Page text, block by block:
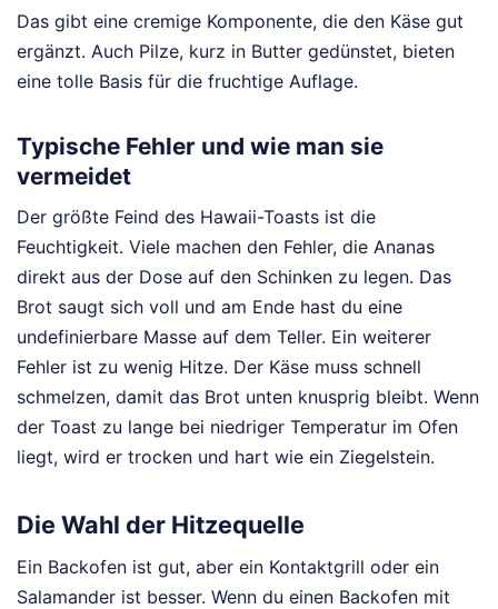
Das gibt eine cremige Komponente, die den Käse gut
ergänzt. Auch Pilze, kurz in Butter gedünstet, bieten
eine tolle Basis für die fruchtige Auflage.
Typische Fehler und wie man sie
vermeidet
Der größte Feind des Hawaii-Toasts ist die
Feuchtigkeit. Viele machen den Fehler, die Ananas
direkt aus der Dose auf den Schinken zu legen. Das
Brot saugt sich voll und am Ende hast du eine
undefinierbare Masse auf dem Teller. Ein weiterer
Fehler ist zu wenig Hitze. Der Käse muss schnell
schmelzen, damit das Brot unten knusprig bleibt. Wenn
der Toast zu lange bei niedriger Temperatur im Ofen
liegt, wird er trocken und hart wie ein Ziegelstein.
Die Wahl der Hitzequelle
Ein Backofen ist gut, aber ein Kontaktgrill oder ein
Salamander ist besser. Wenn du einen Backofen mit